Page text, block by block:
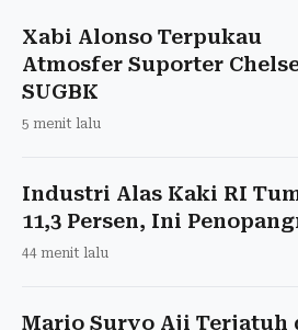
Xabi Alonso Terpukau
Atmosfer Suporter
SUGBK
5 menit lalu
Industri Alas Kaki RI
11,3 Persen, Ini
44 menit lalu
Mario Suryo Aji Terjatuh